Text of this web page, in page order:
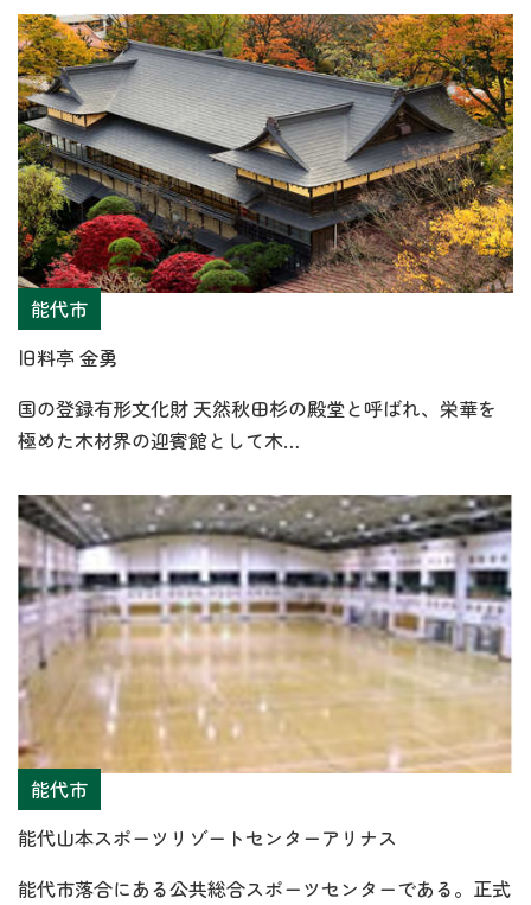
能代市
旧料亭 金勇
国の登録有形文化財 天然秋田杉の殿堂と呼ばれ、栄華を
極めた木材界の迎賓館として木…
能代市
能代山本スポーツリゾートセンターアリナス
能代市落合にある公共総合スポーツセンターである。正式